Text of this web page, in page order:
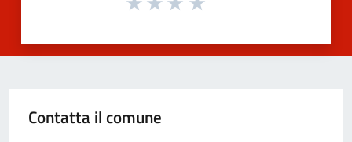
Contatta il comune